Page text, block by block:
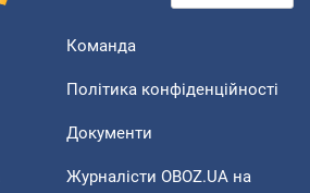
Команда
Політика конфіденційності
Документи
Журналісти OBOZ.UA на